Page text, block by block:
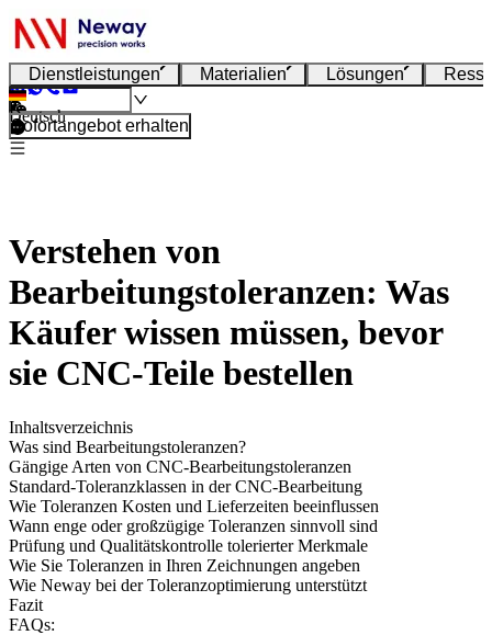
Dienstleistungen Materialien Lösungen
Deutsch
Sofortangebot erhalten
Verstehen von
Bearbeitungstoleranzen: Was
Käufer wissen müssen, bevor
sie CNC-Teile bestellen
Inhaltsverzeichnis
Was sind Bearbeitungstoleranzen?
Gängige Arten von CNC-Bearbeitungstoleranzen
Standard-Toleranzklassen in der CNC-Bearbeitung
Wie Toleranzen Kosten und Lieferzeiten beeinflussen
Wann enge oder großzügige Toleranzen sinnvoll sind
Prüfung und Qualitätskontrolle tolerierter Merkmale
Wie Sie Toleranzen in Ihren Zeichnungen angeben
Wie Neway bei der Toleranzoptimierung unterstützt
Fazit
FAQs: